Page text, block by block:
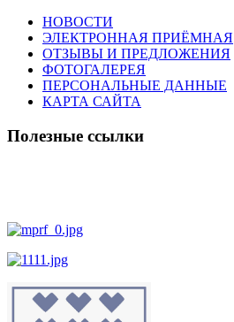
НОВОСТИ
ЭЛЕКТРОННАЯ ПРИЁМНАЯ
ОТЗЫВЫ И ПРЕДЛОЖЕНИЯ
ФОТОГАЛЕРЕЯ
ПЕРСОНАЛЬНЫЕ ДАННЫЕ
КАРТА САЙТА
Полезные ссылки